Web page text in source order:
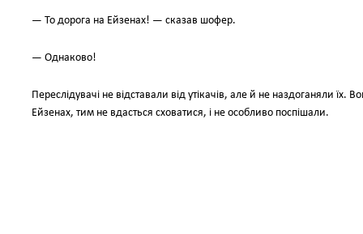
— То дорога на Ейзенах! — сказав шофер.
— Однаково!
Переслiдувачi не вiдставали вiд утiкачiв, але й не наздоганяли їх.
Ейзенах, тим не вдасться сховатися, i не особливо поспiшали.